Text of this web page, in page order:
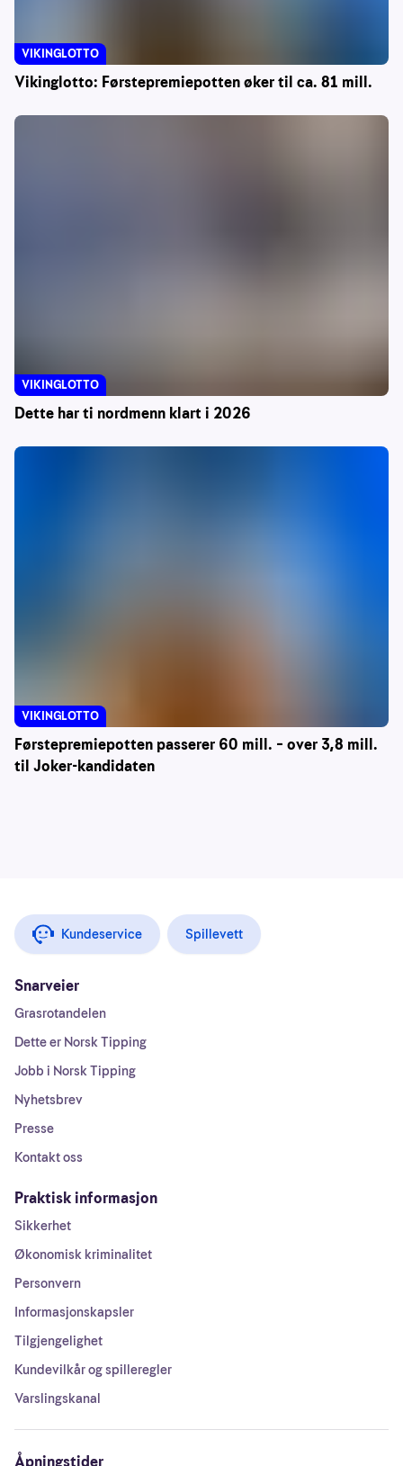
Vikinglotto: Førstepremiepotten øker til ca. 81 mill.
VIKINGLOTTO
Dette har ti nordmenn klart i 2026
VIKINGLOTTO
Førstepremiepotten passerer 60 mill. – over 3,8 mill.
til Joker-kandidaten
VIKINGLOTTO
Kundeservice Spillevett
Snarveier
Grasrotandelen
Dette er Norsk Tipping
Jobb i Norsk Tipping
Nyhetsbrev
Presse
Kontakt oss
Praktisk informasjon
Sikkerhet
Økonomisk kriminalitet
Personvern
Informasjonskapsler
Tilgjengelighet
Kundevilkår og spilleregler
Varslingskanal